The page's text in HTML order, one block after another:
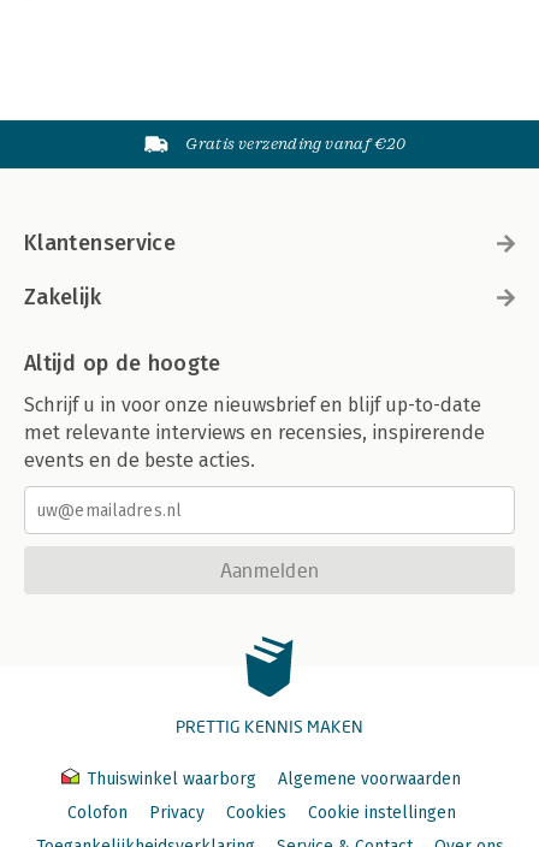
Gratis verzending vanaf €20
Klantenservice
Zakelijk
Altijd op de hoogte
Schrijf u in voor onze nieuwsbrief en blijf up-to-date
met relevante interviews en recensies, inspirerende
events en de beste acties.
Aanmelden
PRETTIG KENNIS MAKEN
Thuiswinkel waarborg
Algemene voorwaarden
Colofon
Privacy Cookies
Cookie instellingen